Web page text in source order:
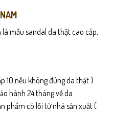
là mẫu sandal da thật cao cấp,
10 nếu không đúng da thật )
hành 24 tháng về da
phẩm có lỗi từ nhà sản xuất (